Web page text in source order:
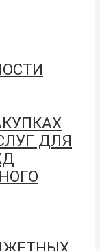
ДЛЯ